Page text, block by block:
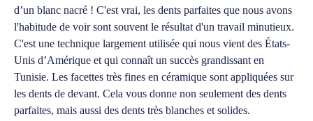
d’un blanc nacré ! C'est vrai, les dents parfaites que nous avons
l'habitude de voir sont souvent le résultat d'un travail minutieux.
C'est une technique largement utilisée qui nous vient des États-
Unis d’Amérique et qui connaît un succès grandissant en
Tunisie. Les facettes très fines en céramique sont appliquées sur
les dents de devant. Cela vous donne non seulement des dents
parfaites, mais aussi des dents très blanches et solides.